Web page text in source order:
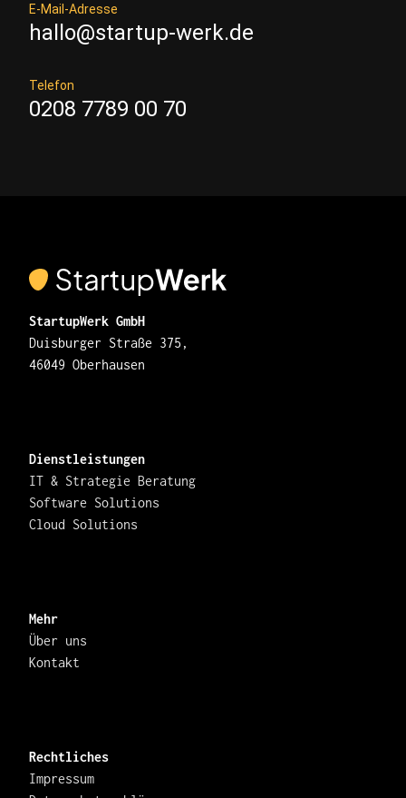
E-Mail-Adresse
hallo@startup-werk.de
Telefon
0208 7789 00 70
StartupWerk GmbH
Duisburger Straße 375,
46049 Oberhausen
Dienstleistungen
IT & Strategie Beratung
Software Solutions
Cloud Solutions
Mehr
Über uns
Kontakt
Rechtliches
Impressum